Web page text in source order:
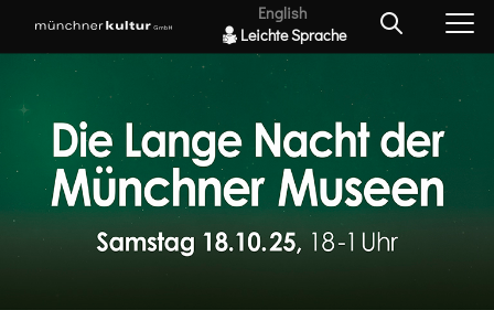
English
Leichte Sprache